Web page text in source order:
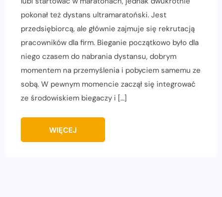
pokonał też dystans ultramaratoński. Jest
przedsiębiorcą, ale głównie zajmuje się rekrutacją
pracowników dla firm. Bieganie początkowo było dla
niego czasem do nabrania dystansu, dobrym
momentem na przemyślenia i pobyciem samemu ze
sobą. W pewnym momencie zaczął się integrować
ze środowiskiem biegaczy i […]
WIĘCEJ